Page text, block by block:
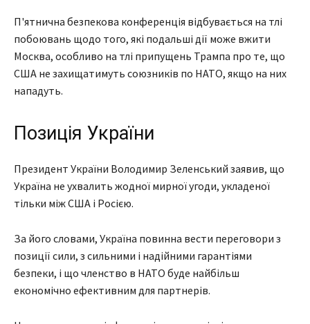
П'ятнична безпекова конференція відбувається на тлі
побоювань щодо того, які подальші дії може вжити
Москва, особливо на тлі припущень Трампа про те, що
США не захищатимуть союзників по НАТО, якщо на них
нападуть.
Позиція України
Президент України Володимир Зеленський заявив, що
Україна не ухвалить жодної мирної угоди, укладеної
тільки між США і Росією.
За його словами, Україна повинна вести переговори з
позиції сили, з сильними і надійними гарантіями
безпеки, і що членство в НАТО буде найбільш
економічно ефективним для партнерів.